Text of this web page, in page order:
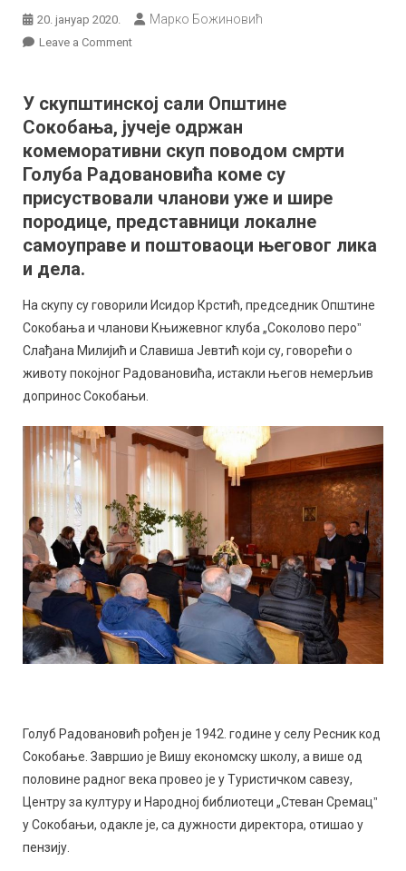
20. јануар 2020. Марко Божиновић
Leave a Commenton
смрти
Голуба
Радовановића
У скупштинској сали Општине
Сокобања, јучеје одржан
комеморативни скуп поводом смрти
Голуба Радовановића коме су
присуствовали чланови уже и шире
породице, представници локалне
самоуправе и поштоваоци његовог лика
и дела.
На скупу су говорили Исидор Крстић, председник Општине
Сокобања и чланови Књижевног клуба „Соколово пероˮ
Слађана Милијић и Славиша Јевтић који су, говорећи о
животу покојног Радовановића, истакли његов немерљив
допринос Сокобањи.
Голуб Радовановић рођен је 1942. године у селу Ресник код
Сокобање. Завршио је Вишу економску школу, а више од
половине радног века провео је у Туристичком савезу,
Центру за културу и Народној библиотеци „Стеван Сремацˮ
у Сокобањи, одакле је, са дужности директора, отишао у
пензију.